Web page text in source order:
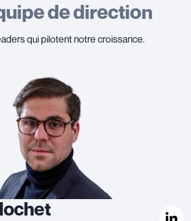
de direction
qui pilotent notre croissance.